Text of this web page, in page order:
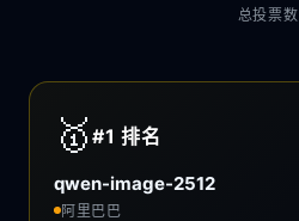
总投票数
🥇 #1排名
qwen-image-2512
阿里巴巴